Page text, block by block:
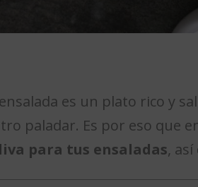
es un plato rico y
paladar. Es por eso que
para tus ensaladas,